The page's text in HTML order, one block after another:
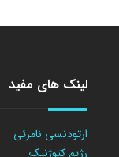
لینک های مفید
ارتودنسی نامرئی
رژیم کتوژنیک